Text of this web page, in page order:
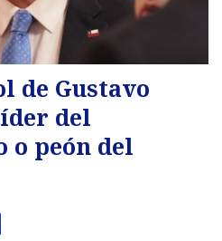
de Gustavo
del
peón del